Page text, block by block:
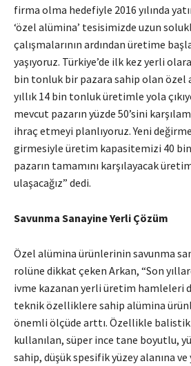
firma olma hedefiyle 2016 yılında
‘özel alümina’ tesisimizde uzun
çalışmalarının ardından üretime
yaşıyoruz. Türkiye’de ilk kez yerli
bin tonluk bir pazara sahip olan
yıllık 14 bin tonluk üretimle yola
mevcut pazarın yüzde 50’sini
ihraç etmeyi planlıyoruz. Yeni
girmesiyle üretim kapasitemizi 40
pazarın tamamını karşılayacak
ulaşacağız” dedi.
Savunma Sanayine Yerli Çözüm
Özel alümina ürünlerinin savunma
rolüne dikkat çeken Arkan, “Son
ivme kazanan yerli üretim hamleleri
teknik özelliklere sahip alümina
önemli ölçüde arttı. Özellikle
kullanılan, süper ince tane boyutlu,
sahip, düşük spesifik yüzey alanına ve